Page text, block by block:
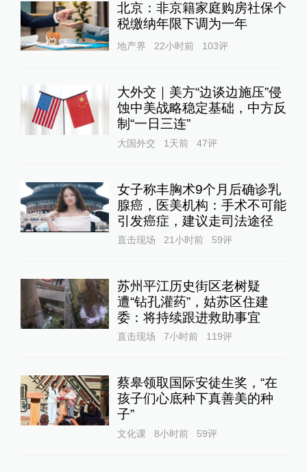
北京：非京籍家庭购房社保个
税缴纳年限下调为一年
地产界 22小时前 103评
大外交｜美方“边谈边施压”侵
蚀中美战略稳定基础，中方反
制“一日三连”
大国外交 1天前 47评
女子称丰胸术9个月后确诊乳
腺癌，医美机构：手术不可能
引发癌症，建议走司法途径
直击现场 21小时前 59评
苏州平江历史街区老树疑
遭“钻孔灌药”，姑苏区住建
委：将持续跟进救助事宜
直击现场 7小时前 119评
蔡皋领取国际安徒生奖，“在
孩子们心底种下真善美的种
子”
文化课 8小时前 59评